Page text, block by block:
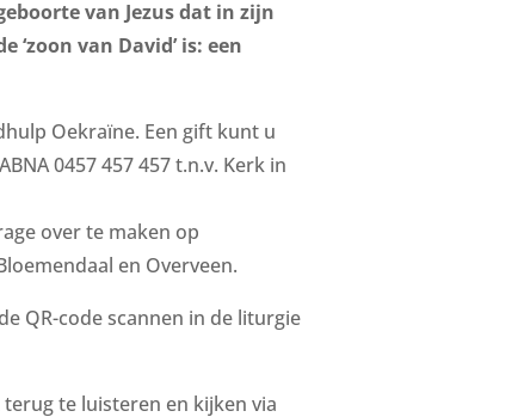
van Jezus dat in zijn
van David’ is: een
Oekraïne. Een gift kunt u
0457 457 457 t.n.v. Kerk in
over te maken op
en Overveen.
QR-code scannen in de liturgie
te luisteren en kijken via